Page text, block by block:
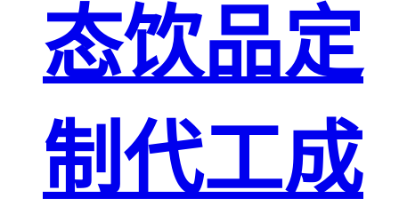
态饮品定
制代工成